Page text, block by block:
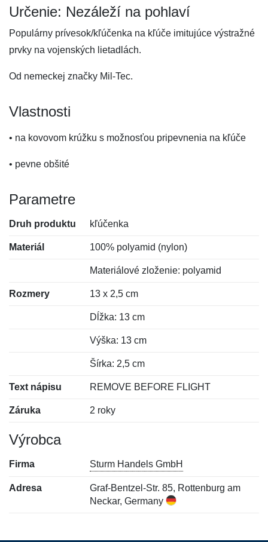
Určenie: Nezáleží na pohlaví
Populárny prívesok/kľúčenka na kľúče imitujúce výstražné
prvky na vojenských lietadlách.
Od nemeckej značky Mil-Tec.
Vlastnosti
• na kovovom krúžku s možnosťou pripevnenia na kľúče
• pevne obšité
Parametre
Druh produktu kľúčenka
Materiál 100% polyamid (nylon)
Materiálové zloženie: polyamid
Rozmery 13 x 2,5 cm
Dĺžka: 13 cm
Výška: 13 cm
Šírka: 2,5 cm
Text nápisu REMOVE BEFORE FLIGHT
Záruka 2 roky
Výrobca
Firma Sturm Handels GmbH
Adresa
Graf-Bentzel-Str. 85, Rottenburg am
Neckar, Germany